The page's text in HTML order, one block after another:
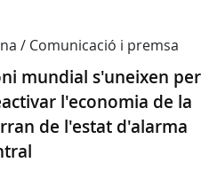
/ Comunicació i premsa
mundial s'uneixen per
l'economia de la
de l'estat d'alarma